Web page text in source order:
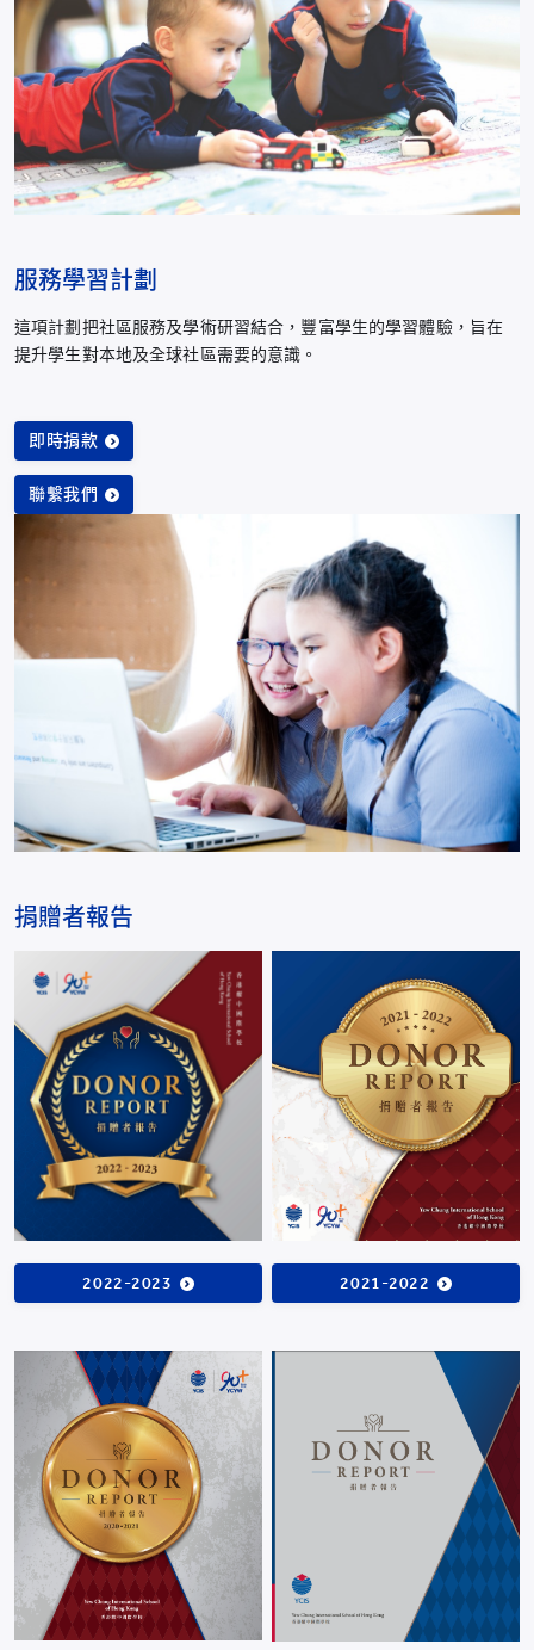
服務學習計劃
這項計劃把社區服務及學術研習結合，豐富學生的學習體驗，旨在
提升學生對本地及全球社區需要的意識。
即時捐款
聯繫我們
捐贈者報告
2022-2023 2021-2022